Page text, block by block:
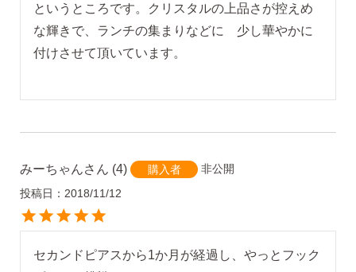
というところです。クリスタルの上品さが控えめ
な輝きで、ランチの集まりなどに　少し華やかに
付けさせて頂いています。
みーちゃん 4 購入者
非公開
投稿日
2018/11/12
セカンドピアスから1か月が経過し、やっとフック